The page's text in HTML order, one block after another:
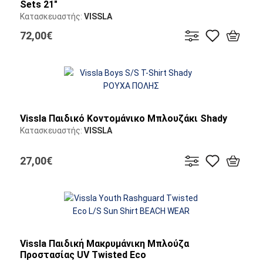
Sets 21"
Κατασκευαστής: VISSLA
72,00€
Vissla Παιδικό Κοντομάνικο Μπλουζάκι Shady
Κατασκευαστής: VISSLA
27,00€
Vissla Παιδική Μακρυμάνικη Μπλούζα
Προστασίας UV Twisted Eco